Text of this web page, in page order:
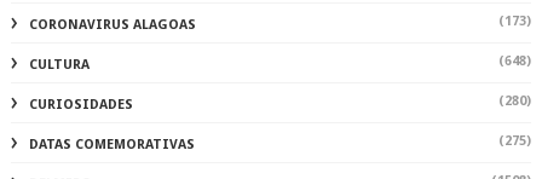
CORONAVIRUS ALAGOAS (173)
CULTURA (648)
CURIOSIDADES (280)
DATAS COMEMORATIVAS (275)